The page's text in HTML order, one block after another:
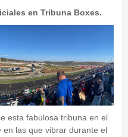
en Tribuna Boxes.
esta fabulosa tribuna en el
en las que vibrar durante el